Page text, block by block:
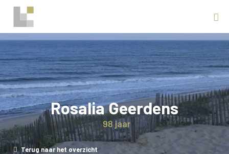
Rosalia Geerdens
98 jaar
Terug naar het overzicht